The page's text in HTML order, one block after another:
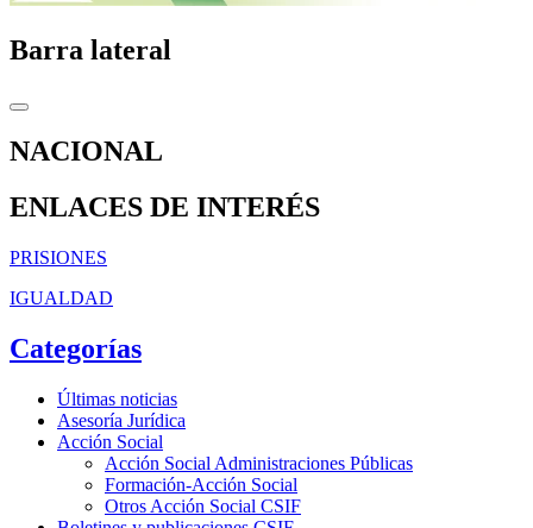
Barra lateral
NACIONAL
ENLACES DE INTERÉS
PRISIONES
IGUALDAD
Categorías
Últimas noticias
Asesoría Jurídica
Acción Social
Acción Social Administraciones Públicas
Formación-Acción Social
Otros Acción Social CSIF